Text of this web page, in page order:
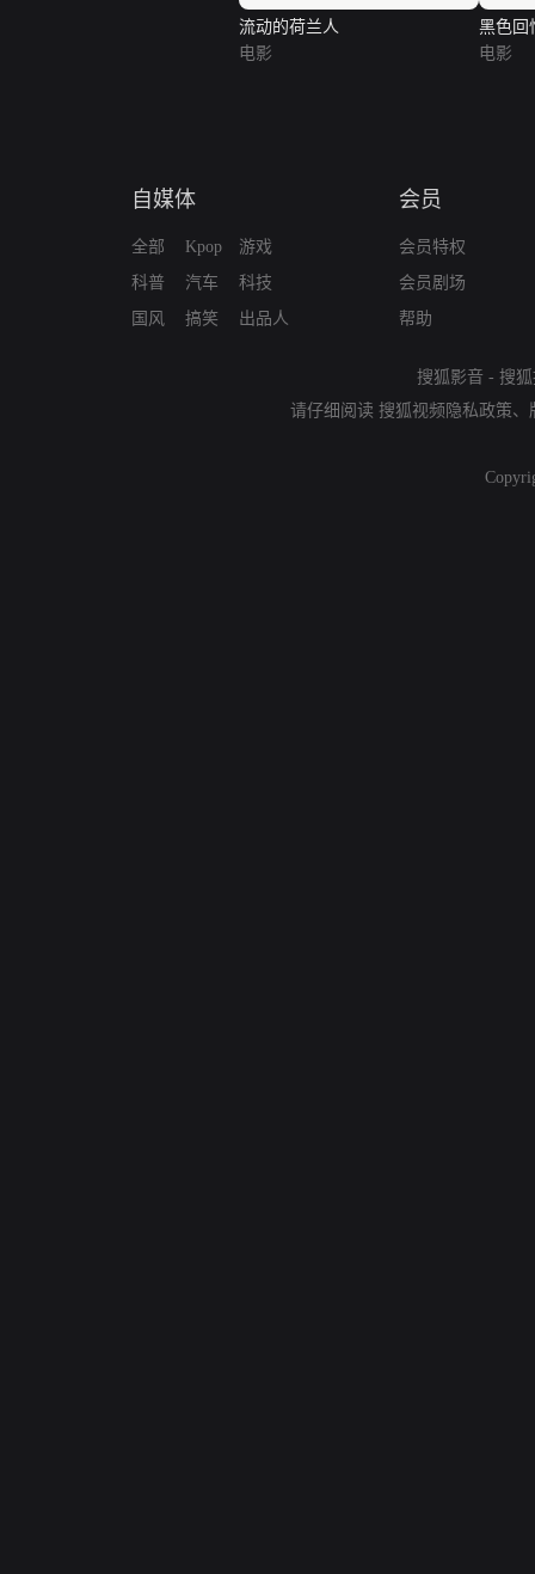
流动的荷兰人
电影
黑色回
电影
自媒体
全部
科普
国风
Kpop
汽车
搞笑
游戏
科技
出品人
会员
会员特权
会员剧场
帮助
搜狐影音 - 搜
请仔细阅读 搜狐视频隐私政策、